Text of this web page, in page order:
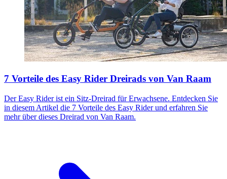
7 Vorteile des Easy Rider Dreirads von Van Raam
Der Easy Rider ist ein Sitz-Dreirad für Erwachsene. Entdecken Sie
in diesem Artikel die 7 Vorteile des Easy Rider und erfahren Sie
mehr über dieses Dreirad von Van Raam.